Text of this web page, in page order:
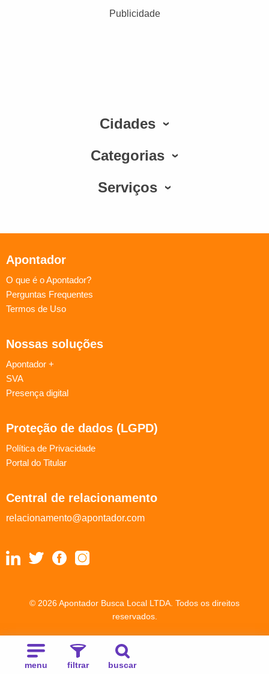
menu filtrar buscar
Publicidade
Cidades
Categorias
Serviços
Apontador
O que é o Apontador?
Perguntas Frequentes
Termos de Uso
Nossas soluções
Apontador +
SVA
Presença digital
Proteção de dados (LGPD)
Política de Privacidade
Portal do Titular
Central de relacionamento
relacionamento@apontador.com
© 2026 Apontador Busca Local LTDA. Todos os direitos
reservados.